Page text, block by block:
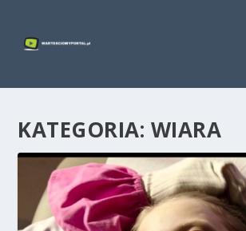
KATEGORIA: WIARA